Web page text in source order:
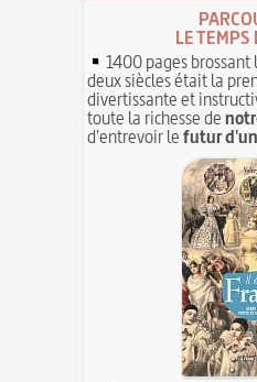
LE
1400 pages
deux siècles était la
divertissante et
toute la richesse de
d'entrevoir lefutur